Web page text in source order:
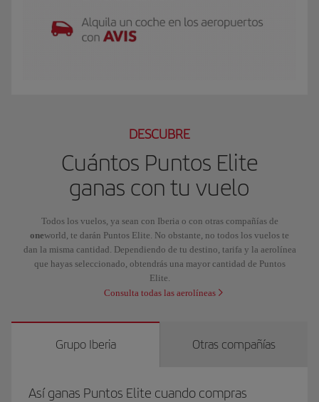
DESCUBRE
Cuántos Puntos Elite
ganas con tu vuelo
Todos los vuelos, ya sean con Iberia o con otras compañías de
oneworld, te darán Puntos Elite. No obstante, no todos los vuelos te
dan la misma cantidad. Dependiendo de tu destino, tarifa y la aerolínea
que hayas seleccionado, obtendrás una mayor cantidad de Puntos
Elite.
Consulta todas las aerolíneas
Grupo Iberia Otras compañías
Así ganas Puntos Elite cuando compras